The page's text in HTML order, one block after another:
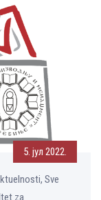
5. јул 2022.
Sve
za